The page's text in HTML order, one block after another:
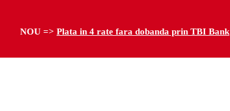
NOU => Plata in 4 rate fara dobanda prin TBI Bank